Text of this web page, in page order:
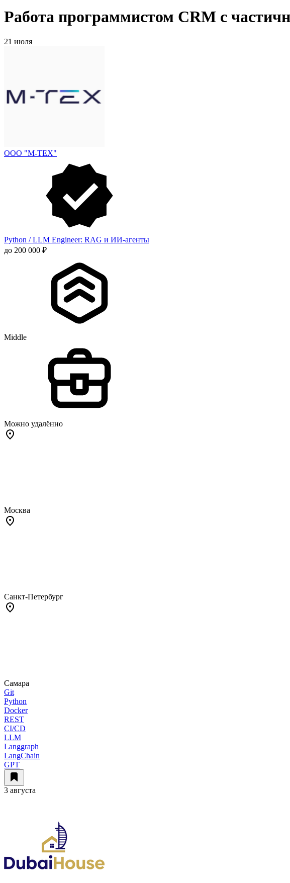
Работа программистом CRM с
21 июля
ООО "М-ТЕХ"
Python / LLM Engineer: RAG и ИИ-агенты
до 200 000 ₽
Middle
Можно удалённо
Москва
Санкт-Петербург
Самара
Git
Python
Docker
REST
CI/CD
LLM
Langgraph
LangChain
GPT
3 августа